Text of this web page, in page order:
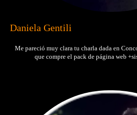
Daniela Gentili
Me pareció muy clara tu charla dada en
que compre el pack de página web